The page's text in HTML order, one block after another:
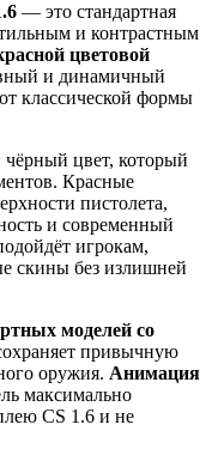
— это стандартная
и контрастным
цветовой
и динамичный
классической формы
цвет, который
Красные
пистолета,
и современный
игрокам,
скины без излишней
моделей со
привычную
оружия. Анимация
максимально
CS 1.6 и не